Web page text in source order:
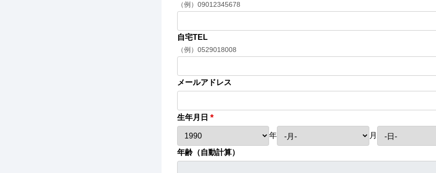
（例）09012345678
自宅TEL
（例）0529018008
メールアドレス
生年月日 *
年 月
年齢（自動計算）